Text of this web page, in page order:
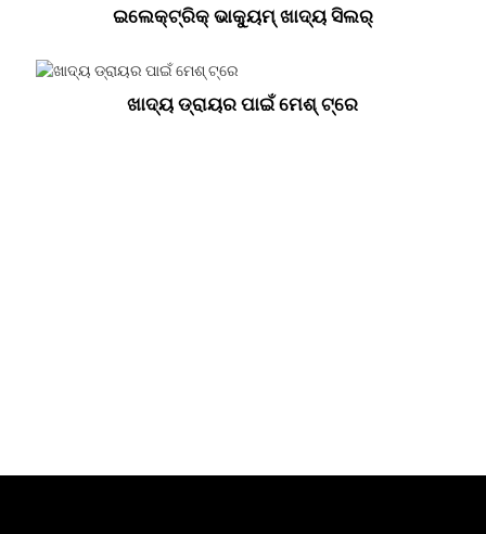
ଇଲେକ୍ଟ୍ରିକ୍ ଭାକ୍ୟୁମ୍ ଖାଦ୍ୟ ସିଲର୍
ଖାଦ୍ୟ ଡ୍ରାୟର ପାଇଁ ମେଶ୍ ଟ୍ରେ